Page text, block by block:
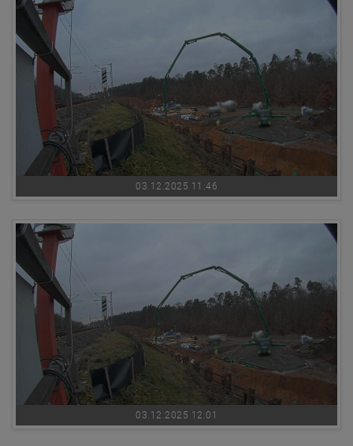
03.12.2025 11:46
03.12.2025 12:01